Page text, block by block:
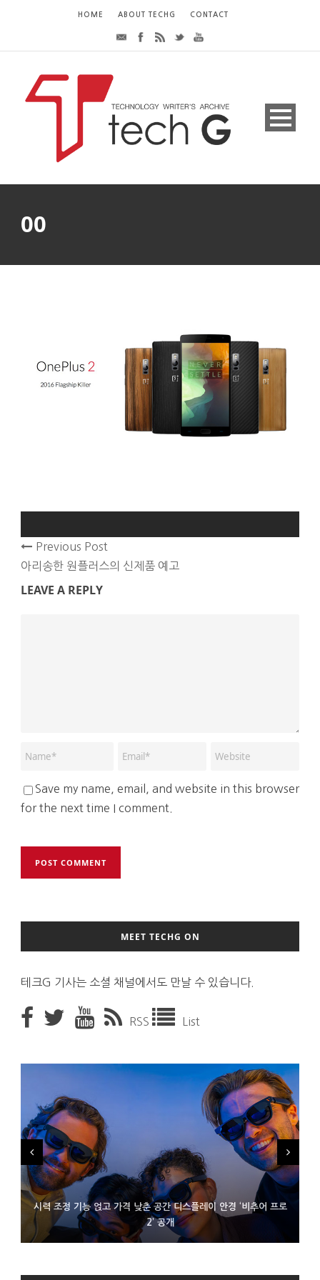
HOME ABOUT TECHG CONTACT
00
Previous Post
아리송한 원플러스의 신제품 예고
LEAVE A REPLY
Save my name, email, and website in this browser
for the next time I comment.
MEET TECHG ON
테크G 기사는 소셜 채널에서도 만날 수 있습니다.
RSS List
시력 조정 기능 얹고 가격 낮춘 공간 디스플레이 안경 ‘비추어 프로
2’ 공개
D램 부족에 10억달러어치 아이폰18 프로세서 패키징 대기 중
300~400달러 반지형 스피커 준비하는 오픈AI